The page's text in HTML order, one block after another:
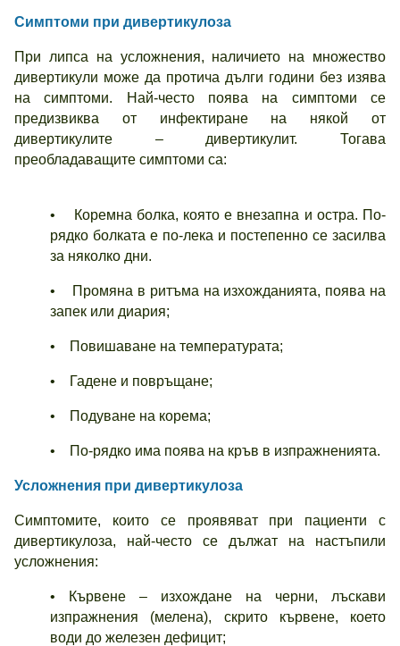
Симптоми при дивертикулоза
При липса на усложнения, наличието на множество
дивертикули може да протича дълги години без изява
на симптоми. Най-често поява на симптоми се
предизвиква от инфектиране на някой от
дивертикулите – дивертикулит. Тогава
преобладаващите симптоми са:
• Коремна болка, която е внезапна и остра. По-
рядко болката е по-лека и постепенно се засилва
за няколко дни.
• Промяна в ритъма на изхожданията, поява на
запек или диария;
• Повишаване на температурата;
• Гадене и повръщане;
• Подуване на корема;
• По-рядко има поява на кръв в изпражненията.
Усложнения при дивертикулоза
Симптомите, които се проявяват при пациенти с
дивертикулоза, най-често се дължат на настъпили
усложнения:
• Кървене – изхождане на черни, лъскави
изпражнения (мелена), скрито кървене, което
води до железен дефицит;